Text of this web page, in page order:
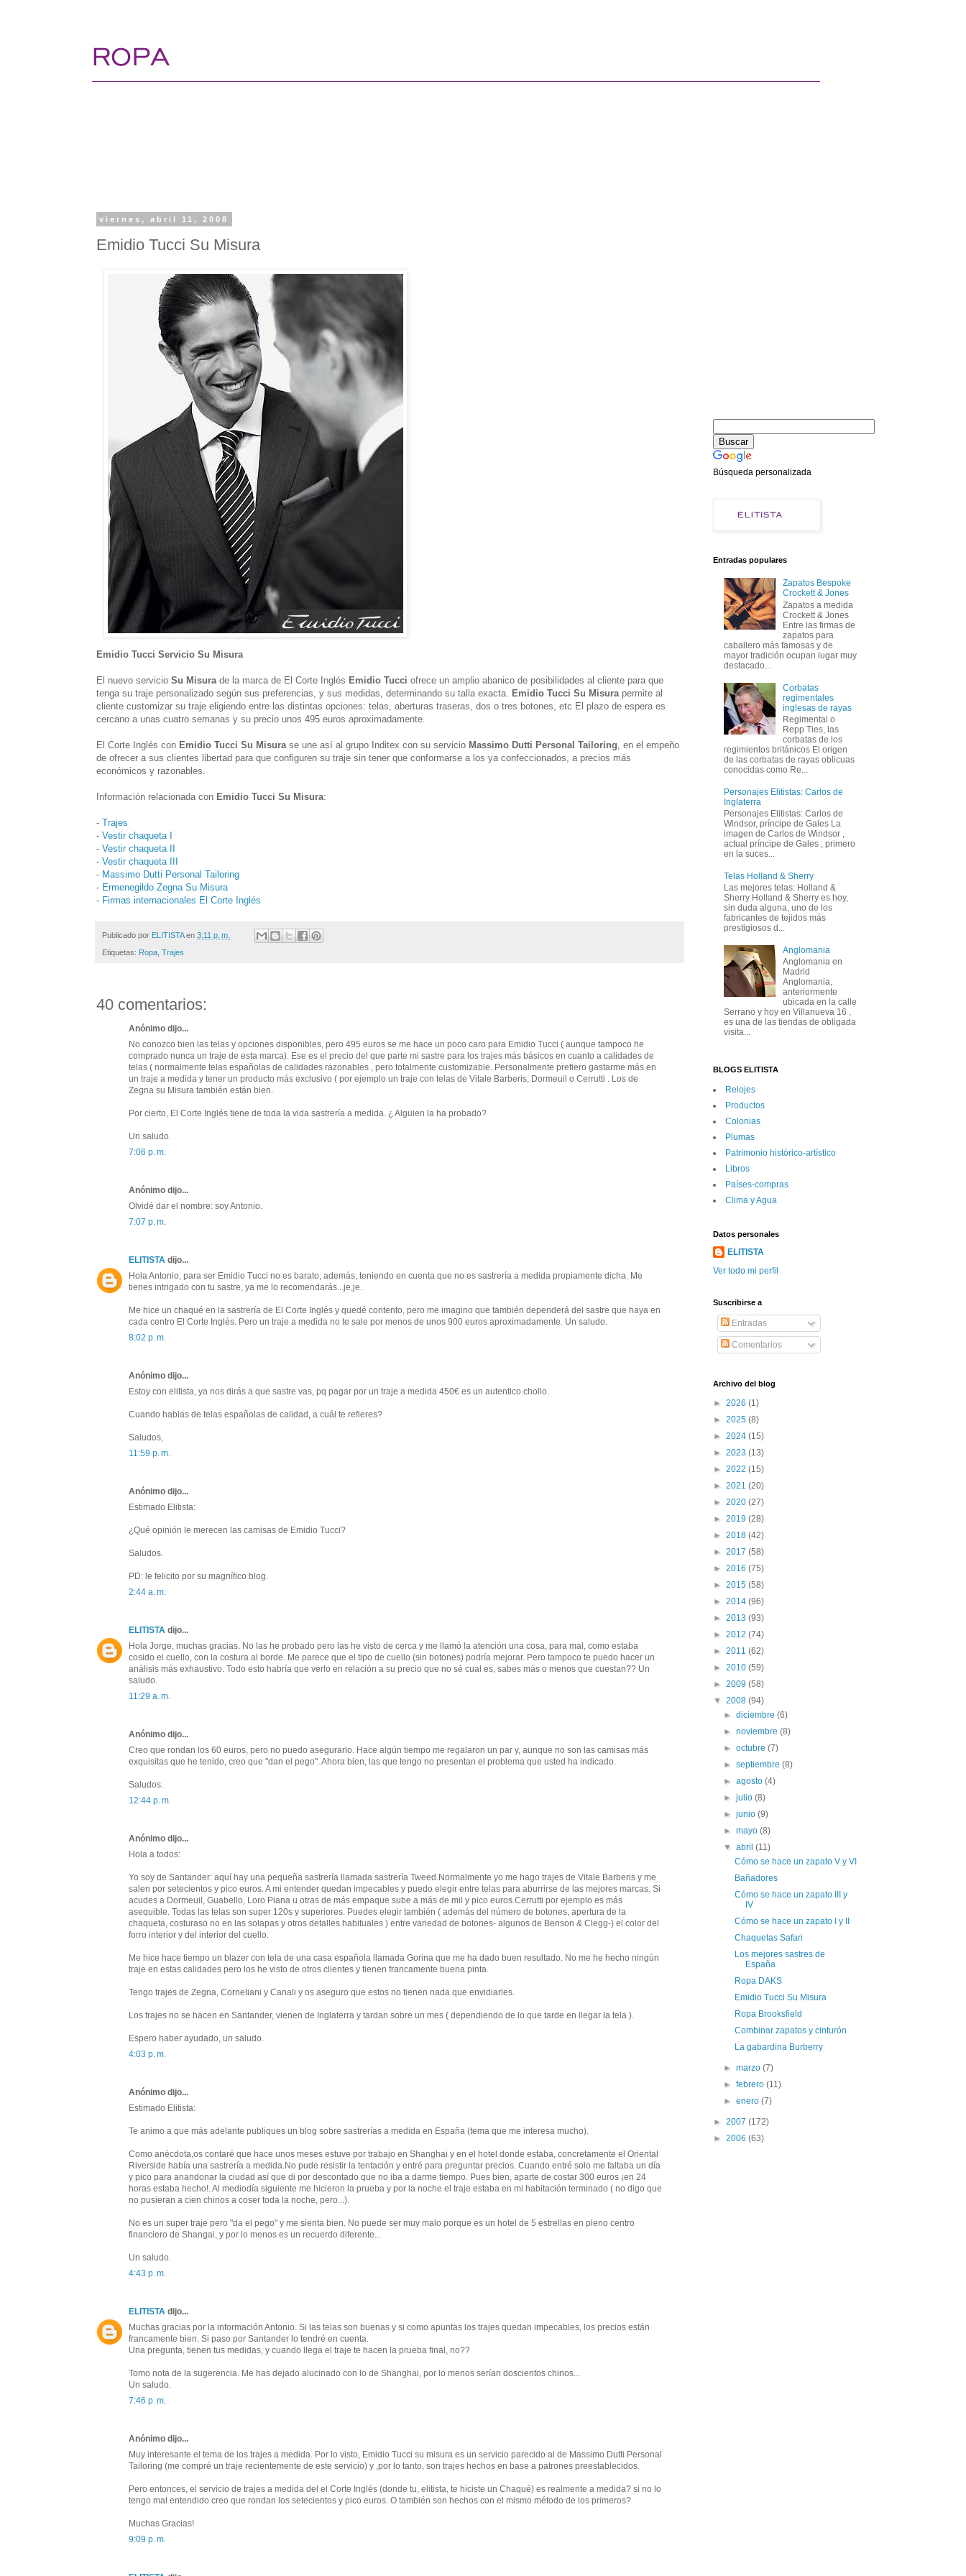
viernes, abril 11, 2008
Emidio Tucci Su Misura
Emidio Tucci Servicio Su Misura
El nuevo servicio Su Misura de la marca de El Corte Inglés Emidio Tucci ofrece un amplio abanico de posibilidades al cliente para que
tenga su traje personalizado según sus preferencias, y sus medidas, determinando su talla exacta. Emidio Tucci Su Misura permite al
cliente customizar su traje eligiendo entre las distintas opciones: telas, aberturas traseras, dos o tres botones, etc El plazo de espera es
cercano a unas cuatro semanas y su precio unos 495 euros aproximadamente.
El Corte Inglés con Emidio Tucci Su Misura se une así al grupo Inditex con su servicio Massimo Dutti Personal Tailoring , en el empeño
de ofrecer a sus clientes libertad para que configuren su traje sin tener que conformarse a los ya confeccionados, a precios más
económicos y razonables.
Información relacionada con Emidio Tucci Su Misura:
- Trajes
- Vestir chaqueta I
- Vestir chaqueta II
- Vestir chaqueta III
- Massimo Dutti Personal Tailoring
- Ermenegildo Zegna Su Misura
- Firmas internacionales El Corte Inglés
Publicado por ELITISTA en 3:11 p. m.
Etiquetas: Ropa Trajes
40 comentarios:
Anónimo dijo...
No conozco bien las telas y opciones disponibles, pero 495 euros se me hace un poco caro para Emidio Tucci ( aunque tampoco he
comprado nunca un traje de esta marca). Ese es el precio del que parte mi sastre para los trajes más básicos en cuanto a calidades de
telas ( normalmente telas españolas de calidades razonables , pero totalmente customizable. Personalmente prefiero gastarme más en
un traje a medida y tener un producto más exclusivo ( por ejemplo un traje con telas de Vitale Barberis, Dormeuil o Cerrutti . Los de
Zegna su Misura también están bien.
Por cierto, El Corte Inglés tiene de toda la vida sastrería a medida. ¿ Alguien la ha probado?
Un saludo.
7:06 p. m.
Anónimo dijo...
Olvidé dar el nombre: soy Antonio.
7:07 p. m.
ELITISTA dijo...
Hola Antonio, para ser Emidio Tucci no es barato, además, teniendo en cuenta que no es sastrería a medida propiamente dicha. Me
tienes intrigado con tu sastre, ya me lo recomendarás...je,je.
Me hice un chaqué en la sastrería de El Corte Inglés y quedé contento, pero me imagino que también dependerá del sastre que haya en
cada centro El Corte Inglés. Pero un traje a medida no te sale por menos de unos 900 euros aproximadamente. Un saludo.
8:02 p. m.
Anónimo dijo...
Estoy con elitista, ya nos dirás a que sastre vas, pq pagar por un traje a medida 450€ es un autentico chollo.
Cuando hablas de telas españolas de calidad, a cuál te refieres?
Saludos,
11:59 p. m.
Anónimo dijo...
Estimado Elitista:
¿Qué opinión le merecen las camisas de Emidio Tucci?
Saludos.
PD: le felicito por su magnífico blog.
2:44 a. m.
ELITISTA dijo...
Hola Jorge, muchas gracias. No las he probado pero las he visto de cerca y me llamó la atención una cosa, para mal, como estaba
cosido el cuello, con la costura al borde. Me parece que el tipo de cuello (sin botones) podría mejorar. Pero tampoco te puedo hacer un
análisis más exhaustivo. Todo esto habría que verlo en relación a su precio que no sé cual es, sabes más o menos que cuestan?? Un
saludo.
11:29 a. m.
Anónimo dijo...
Creo que rondan los 60 euros, pero no puedo asegurarlo. Hace algún tiempo me regalaron un par y, aunque no son las camisas más
exquisitas que he tenido, creo que "dan el pego". Ahora bien, las que tengo no presentan el problema que usted ha indicado.
Saludos.
12:44 p. m.
Anónimo dijo...
Hola a todos:
Yo soy de Santander: aquí hay una pequeña sastrería llamada sastrería Tweed.Normalmente yo me hago trajes de Vitale Barberis y me
salen por setecientos y pico euros. A mi entender quedan impecables y puedo elegir entre telas para aburrirse de las mejores marcas. Si
acudes a Dormeuil, Guabello, Loro Piana u otras de más empaque sube a más de mil y pico euros.Cerrutti por ejemplo es más
asequible. Todas las telas son super 120s y superiores. Puedes elegir también ( además del número de botones, apertura de la
chaqueta, costuraso no en las solapas y otros detalles habituales ) entre variedad de botones- algunos de Benson & Clegg-) el color del
forro interior y del interior del cuello.
Me hice hace tiempo un blazer con tela de una casa española llamada Gorina que me ha dado buen resultado. No me he hecho ningún
traje en estas calidades pero los he visto de otros clientes y tienen francamente buena pinta.
Tengo trajes de Zegna, Corneliani y Canali y os aseguro que estos no tienen nada que envidiarles.
Los trajes no se hacen en Santander, vienen de Inglaterra y tardan sobre un mes ( dependiendo de lo que tarde en llegar la tela ).
Espero haber ayudado, un saludo.
4:03 p. m.
Anónimo dijo...
Estimado Elitista:
Te animo a que más adelante publiques un blog sobre sastrerías a medida en España (tema que me interesa mucho).
Como anécdota,os contaré que hace unos meses estuve por trabajo en Shanghai y en el hotel donde estaba, concretamente el Oriental
Riverside había una sastrería a medida.No pude resistir la tentación y entré para preguntar precios. Cuando entré solo me faltaba un día
y pico para anandonar la ciudad así que di por descontado que no iba a darme tiempo. Pues bien, aparte de costar 300 euros ¡en 24
horas estaba hecho!. Al mediodía siguiente me hicieron la prueba y por la noche el traje estaba en mi habitación terminado ( no digo que
no pusieran a cien chinos a coser toda la noche, pero...).
No es un super traje pero "da el pego" y me sienta bien. No puede ser muy malo porque es un hotel de 5 estrellas en pleno centro
financiero de Shangai, y por lo menos es un recuerdo diferente...
Un saludo.
4:43 p. m.
ELITISTA dijo...
Muchas gracias por la información Antonio. Si las telas son buenas y si como apuntas los trajes quedan impecables, los precios están
francamente bien. Si paso por Santander lo tendré en cuenta.
Una pregunta, tienen tus medidas, y cuando llega el traje te hacen la prueba final, no??
Tomo nota de la sugerencia. Me has dejado alucinado con lo de Shanghai, por lo menos serían doscientos chinos...
Un saludo.
7:46 p. m.
Anónimo dijo...
Muy interesante el tema de los trajes a medida. Por lo visto, Emidio Tucci su misura es un servicio parecido al de Massimo Dutti Personal
Tailoring (me compré un traje recientemente de este servicio) y ,por lo tanto, son trajes hechos en base a patrones preestablecidos.
Pero entonces, el servicio de trajes a medida del el Corte Inglés (donde tu, elitista, te hiciste un Chaqué) es realmente a medida? si no lo
tengo mal entendido creo que rondan los setecientos y pico euros. O también son hechos con el mismo método de los primeros?
Muchas Gracias!
9:09 p. m.
Búsqueda personalizada
Entradas populares
Zapatos Bespoke
Crockett & Jones
Zapatos a medida
Crockett & Jones
Entre las firmas de
zapatos para
caballero más famosas y de
mayor tradición ocupan lugar muy
destacado...
Corbatas
regimentales
inglesas de rayas
Regimental o
Repp Ties, las
corbatas de los
regimientos británicos El origen
de las corbatas de rayas oblicuas
conocidas como Re...
Personajes Elitistas: Carlos de
Inglaterra
Personajes Elitistas: Carlos de
Windsor, príncipe de Gales La
imagen de Carlos de Windsor ,
actual príncipe de Gales , primero
en la suces...
Telas Holland & Sherry
Las mejores telas: Holland &
Sherry Holland & Sherry es hoy,
sin duda alguna, uno de los
fabricantes de tejidos más
prestigiosos d...
Anglomania
Anglomania en
Madrid
Anglomania,
anteriormente
ubicada en la calle
Serrano y hoy en Villanueva 16 ,
es una de las tiendas de obligada
visita...
BLOGS ELITISTA
Relojes
Productos
Colonias
Plumas
Patrimonio histórico-artí­stico
Libros
Paí­ses-compras
Clima y Agua
Datos personales
ELITISTA
Ver todo mi perfil
Suscribirse a
Entradas
Comentarios
Archivo del blog
► 2026 (1)
► 2025 (8)
► 2024 (15)
► 2023 (13)
► 2022 (15)
► 2021 (20)
► 2020 (27)
► 2019 (28)
► 2018 (42)
► 2017 (58)
► 2016 (75)
► 2015 (58)
► 2014 (96)
► 2013 (93)
► 2012 (74)
► 2011 (62)
► 2010 (59)
► 2009 (58)
▼ 2008 (94)
►diciembre(6)
►noviembre(8)
►octubre(7)
►septiembre(8)
►agosto(4)
►julio(8)
►junio(9)
►mayo(8)
▼abril(11)
Cómo se hace un zapato V y VI
Bañadores
Cómo se hace un zapato III y
IV
Cómo se hace un zapato I y II
Chaquetas Safari
Los mejores sastres de
España
Ropa DAKS
Emidio Tucci Su Misura
Ropa Brooksfield
Combinar zapatos y cinturón
La gabardina Burberry
►marzo(7)
►febrero(11)
►enero(7)
► 2007 (172)
► 2006 (63)